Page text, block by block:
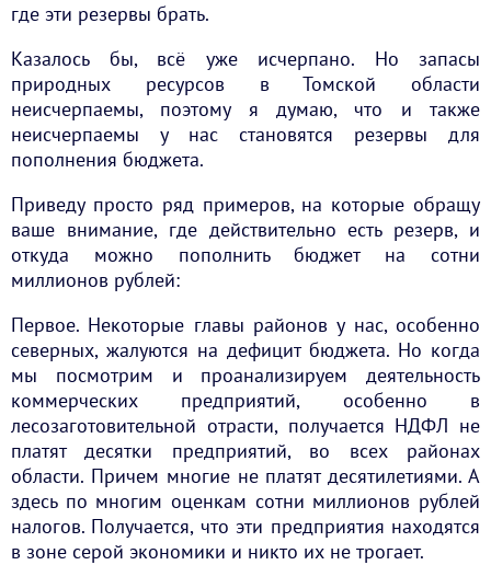
где эти резервы брать.
Казалось бы, всё уже исчерпано. Но запасы
природных ресурсов в Томской области
неисчерпаемы, поэтому я думаю, что и также
неисчерпаемы у нас становятся резервы для
пополнения бюджета.
Приведу просто ряд примеров, на которые обращу
ваше внимание, где действительно есть резерв, и
откуда можно пополнить бюджет на сотни
миллионов рублей:
Первое. Некоторые главы районов у нас, особенно
северных, жалуются на дефицит бюджета. Но когда
мы посмотрим и проанализируем деятельность
коммерческих предприятий, особенно в
лесозаготовительной отрасти, получается НДФЛ не
платят десятки предприятий, во всех районах
области. Причем многие не платят десятилетиями. А
здесь по многим оценкам сотни миллионов рублей
налогов. Получается, что эти предприятия находятся
в зоне серой экономики и никто их не трогает.